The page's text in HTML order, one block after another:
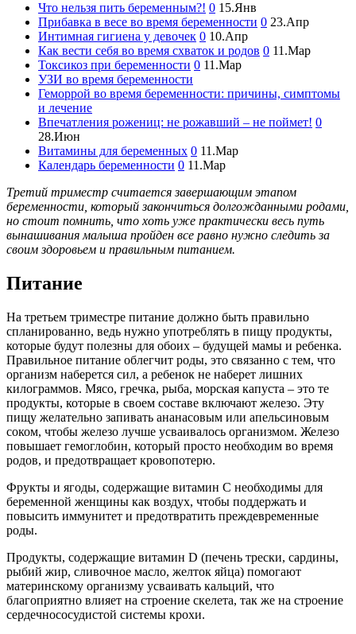
Что нельзя пить беременным?! 0 15.Янв
Прибавка в весе во время беременности 0 23.Апр
Интимная гигиена у девочек 0 10.Апр
Как вести себя во время схваток и родов 0 11.Мар
Токсикоз при беременности 0 11.Мар
УЗИ во время беременности
Геморрой во время беременности: причины, симптомы
и лечение
Впечатления рожениц: не рожавший – не поймет! 0
28.Июн
Витамины для беременных 0 11.Мар
Календарь беременности 0 11.Мар
Третий триместр считается завершающим этапом
беременности, который закончиться долгожданными родами,
но стоит помнить, что хоть уже практически весь путь
вынашивания малыша пройден все равно нужно следить за
своим здоровьем и правильным питанием.
Питание
На третьем триместре питание должно быть правильно
спланированно, ведь нужно употреблять в пищу продукты,
которые будут полезны для обоих – будущей мамы и ребенка.
Правильное питание облегчит роды, это связанно с тем, что
организм наберется сил, а ребенок не наберет лишних
килограммов. Мясо, гречка, рыба, морская капуста – это те
продукты, которые в своем составе включают железо. Эту
пищу желательно запивать ананасовым или апельсиновым
соком, чтобы железо лучше усваивалось организмом. Железо
повышает гемоглобин, который просто необходим во время
родов, и предотвращает кровопотерю.
Фрукты и ягоды, содержащие витамин С необходимы для
беременной женщины как воздух, чтобы поддержать и
повысить иммунитет и предотвратить преждевременные
роды.
Продукты, содержащие витамин D (печень трески, сардины,
рыбий жир, сливочное масло, желток яйца) помогают
материнскому организму усваивать кальций, что
благоприятно влияет на строение скелета, так же на строение
сердечнососудистой системы крохи.